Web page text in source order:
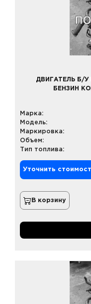
ДВИГАТЕЛЬ Б/У К
БЕНЗИН
Марка:
Модель:
Маркировка:
Объем:
Тип топлива:
Уточнить
В корзину